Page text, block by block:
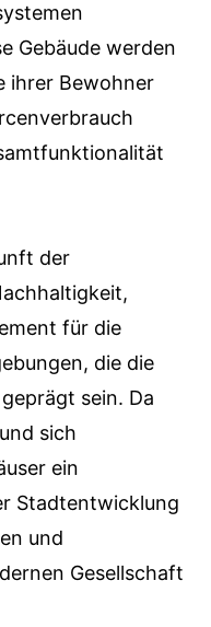
Gebäude werden
ihrer Bewohner
der
für die
die die
sein. Da
sich
ein
Stadtentwicklung
und
Gesellschaft